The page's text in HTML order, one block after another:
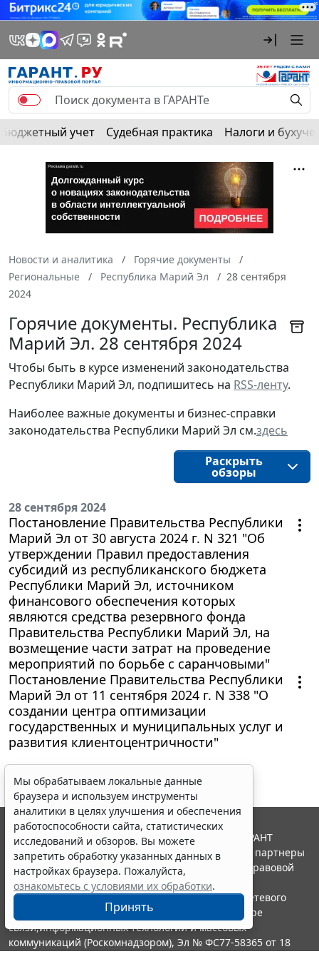
Бюджетный учет Судебная практика Налоги и
Новости и аналитика
Горячие документы
Региональные
Республика Марий Эл
28 сентября
2024
Горячие документы. Республика
Марий Эл. 28 сентября 2024
Чтобы быть в курсе изменений законодательства
Республики Марий Эл, подпишитесь на RSS-ленту.
Наиболее важные документы и бизнес-справки
законодательства Республики Марий Эл см.здесь
Раскрыть
обзоры
28 сентября 2024
Постановление Правительства Республики
Марий Эл от 30 августа 2024 г. N 321 "Об
утверждении Правил предоставления
субсидий из республиканского бюджета
Республики Марий Эл, источником
финансового обеспечения которых
являются средства резервного фонда
Правительства Республики Марий Эл, на
возмещение части затрат на проведение
мероприятий по борьбе с саранчовыми"
Постановление Правительства Республики
Марий Эл от 11 сентября 2024 г. N 338 "О
создании центра оптимизации
государственных и муниципальных услуг и
развития клиентоцентричности"
Мы обрабатываем локальные данные
браузера и используем инструменты
аналитики в целях улучшения и обеспечения
работоспособности сайта, статистических
исследований и обзоров. Вы можете
запретить обработку указанных данных в
настройках браузера. Пожалуйста,
ознакомьтесь с условиями их обработки.
Принять
© ООО "НПП "ГАРАНТ-СЕРВИС", 2026. Система ГАРАНТ
выпускается с 1990 года. Компания "Гарант" и ее партнеры
являются участниками Российской ассоциации правовой
информации ГАРАНТ.
Портал ГАРАНТ.РУ зарегистрирован в качестве сетевого
издания Федеральной службой по надзору в сфере
связи,информационных технологий и массовых
коммуникаций (Роскомнадзором), Эл № ФС77-58365 от 18